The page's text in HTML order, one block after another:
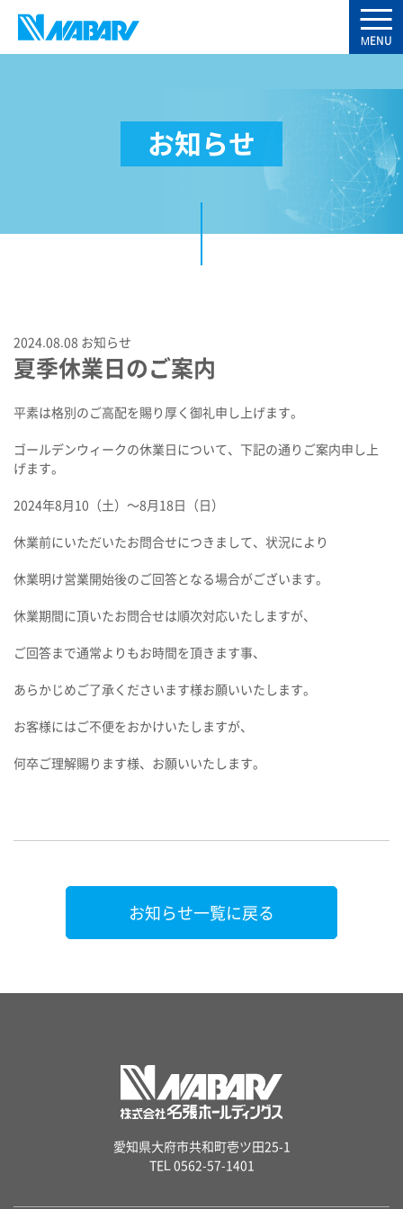
お知らせ
2024.08.08 お知らせ
夏季休業日のご案内
平素は格別のご高配を賜り厚く御礼申し上げます。
ゴールデンウィークの休業日について、下記の通りご案内申し上
げます。
2024年8月10（土）～8月18日（日）
休業前にいただいたお問合せにつきまして、状況により
休業明け営業開始後のご回答となる場合がございます。
休業期間に頂いたお問合せは順次対応いたしますが、
ご回答まで通常よりもお時間を頂きます事、
あらかじめご了承くださいます様お願いいたします。
お客様にはご不便をおかけいたしますが、
何卒ご理解賜ります様、お願いいたします。
お知らせ一覧に戻る
愛知県大府市共和町壱ツ田25-1
TEL 0562-57-1401